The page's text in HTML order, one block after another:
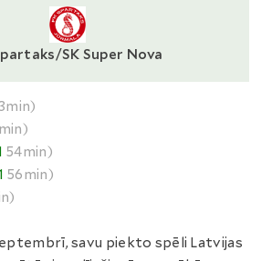
SK Super Nova
54min)
56min)
savu piekto spēli Latvijas